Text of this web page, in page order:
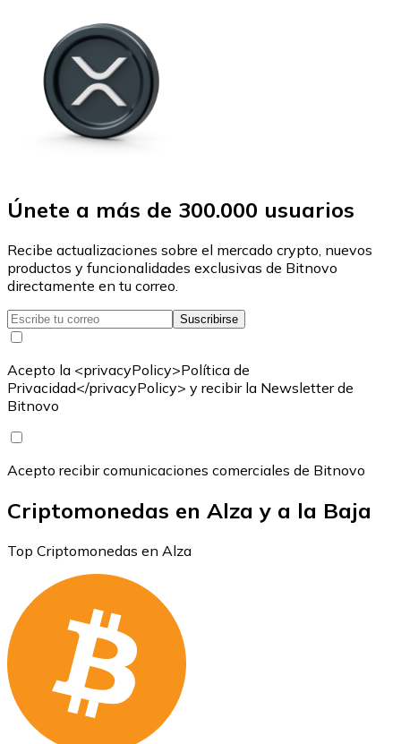
Únete a más de 300.000 usuarios
Recibe actualizaciones sobre el mercado crypto, nuevos
productos y funcionalidades exclusivas de Bitnovo
directamente en tu correo.
Suscribirse
Acepto la <privacyPolicy>Política de
Privacidad</privacyPolicy> y recibir la Newsletter de
Bitnovo
Acepto recibir comunicaciones comerciales de Bitnovo
Criptomonedas en Alza y a la Baja
Top Criptomonedas en Alza